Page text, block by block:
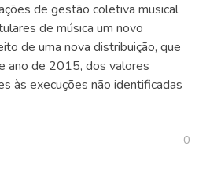
de gestão coletiva musical
de música um novo
de uma nova distribuição, que
ano de 2015, dos valores
às execuções não identificadas
0